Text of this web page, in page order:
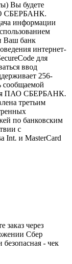
Вы будете
СБЕРБАНК.
информации
Ваш банк
интернет-
для
ввод
256-
сообщаемой
ПАО СБЕРБАНК.
третьим
по банковским
с
Int. и MasterCard
заказ через
Сбер
- чек